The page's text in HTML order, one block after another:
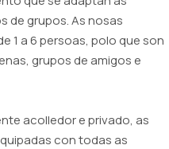
de grupos. As nosas
1 a 6 persoas, polo que son
grupos de amigos e
acolledor e privado, as
con todas as